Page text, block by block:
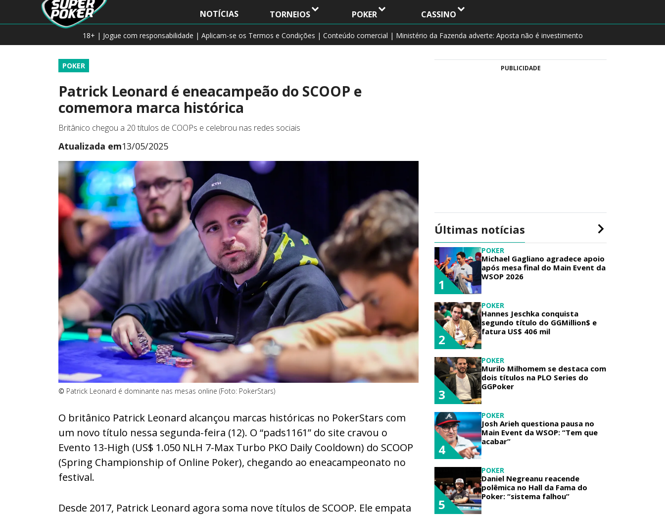
NOTÍCIAS TORNEIOS POKER CASSINO
18+ | Jogue com responsabilidade | Aplicam-se os Termos e Condições | Conteúdo comercial | Ministério da Fazenda adverte: Aposta não é investimento
POKER
Patrick Leonard é eneacampeão do SCOOP e
comemora marca histórica
Britânico chegou a 20 títulos de COOPs e celebrou nas redes sociais
Atualizada em13/05/2025
© Patrick Leonard é dominante nas mesas online (Foto: PokerStars)
O britânico Patrick Leonard alcançou marcas históricas no PokerStars com
um novo título nessa segunda-feira (12). O “pads1161” do site cravou o
Evento 13-High (US$ 1.050 NLH 7-Max Turbo PKO Daily Cooldown) do SCOOP
(Spring Championship of Online Poker), chegando ao eneacampeonato no
festival.
Desde 2017, Patrick Leonard agora soma nove títulos de SCOOP. Ele empata
PUBLICIDADE
Últimas notícias
POKER
Michael Gagliano agradece apoio
após mesa final do Main Event da
WSOP 2026
1
POKER
Hannes Jeschka conquista
segundo título do GGMillion$ e
fatura US$ 406 mil
2
POKER
Murilo Milhomem se destaca com
dois títulos na PLO Series do
GGPoker
3
POKER
Josh Arieh questiona pausa no
Main Event da WSOP: “Tem que
acabar”
4
POKER
Daniel Negreanu reacende
polêmica no Hall da Fama do
Poker: “sistema falhou”
5